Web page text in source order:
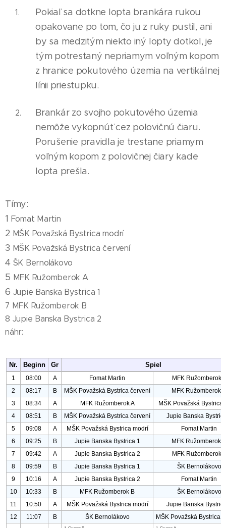
Pokiaľ sa dotkne lopta brankára rukou
opakovane po tom, čo ju z ruky pustil, ani
by sa medzitým niekto iný lopty dotkol, je
tým potrestaný nepriamym voľným kopom
z hranice pokutového územia na vertikálnej
línii priestupku.
Brankár zo svojho pokutového územia
nemôže vykopnúť cez polovičnú čiaru.
Porušenie pravidla je trestane priamym
voľným kopom z polovičnej čiary kade
lopta prešla.
Tímy:
1 Fomat Martin
2 MŠK Považská Bystrica modrí
3 MŠK Považská Bystrica červení
4 ŠK Bernolákovo
5 MFK Ružomberok A
6 Jupie Banska Bystrica 1
7 MFK Ružomberok B
8 Jupie Banska Bystrica 2
náhr: